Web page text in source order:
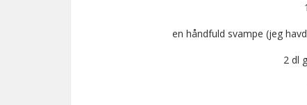
en håndfuld svampe (jeg
2 dl